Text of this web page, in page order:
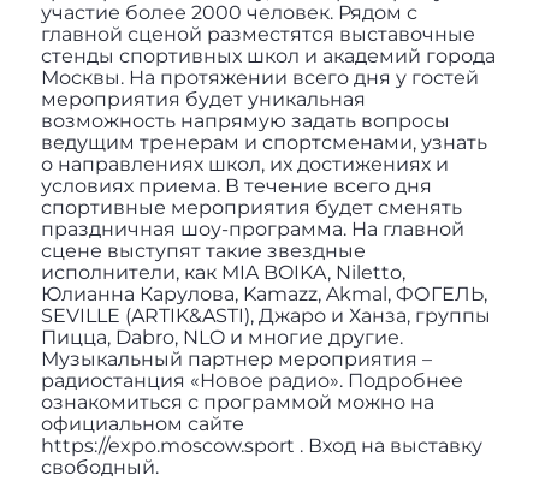
участие более 2000 человек. Рядом с
главной сценой разместятся выставочные
стенды спортивных школ и академий города
Москвы. На протяжении всего дня у гостей
мероприятия будет уникальная
возможность напрямую задать вопросы
ведущим тренерам и спортсменами, узнать
о направлениях школ, их достижениях и
условиях приема. В течение всего дня
спортивные мероприятия будет сменять
праздничная шоу-программа. На главной
сцене выступят такие звездные
исполнители, как MIA BOIKA, Niletto,
Юлианна Карулова, Kamazz, Akmal, ФОГЕЛЬ,
SEVILLE (ARTIK&ASTI), Джаро и Ханза, группы
Пицца, Dabro, NLO и многие другие.
Музыкальный партнер мероприятия –
радиостанция «Новое радио». Подробнее
ознакомиться с программой можно на
официальном сайте
https://expo.moscow.sport . Вход на выставку
свободный.